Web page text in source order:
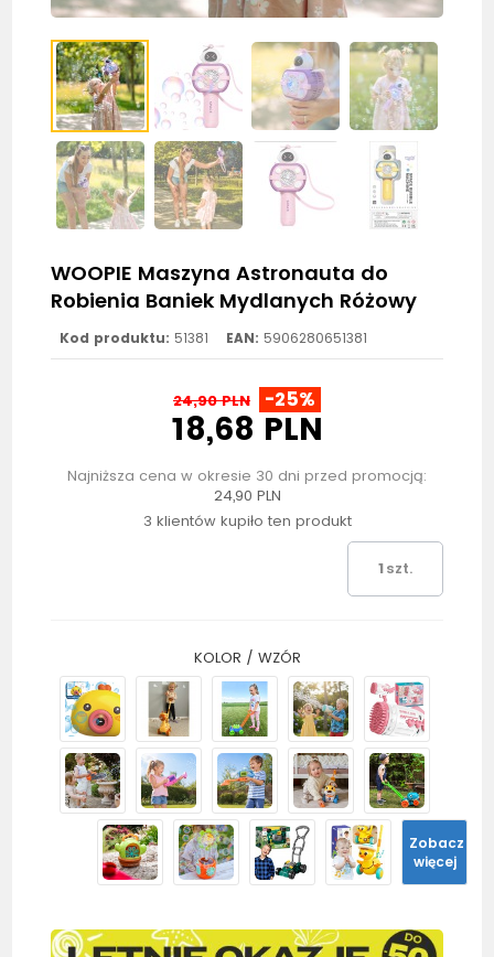
WOOPIE Maszyna Astronauta do
Robienia Baniek Mydlanych Różowy
Kod produktu: 51381 EAN: 5906280651381
24,90 PLN -25%
18,68 PLN
Najniższa cena w okresie 30 dni przed promocją:
24,90 PLN
3 klientów kupiło ten produkt
szt.
KOLOR / WZÓR
Zobacz
więcej